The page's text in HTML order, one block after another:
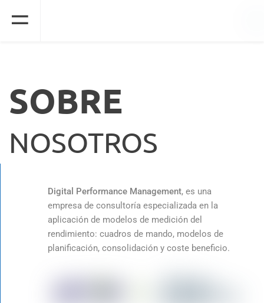
SOBRE
NOSOTROS
Digital Performance Management, es una
empresa de consultoría especializada en la
aplicación de modelos de medición del
rendimiento: cuadros de mando, modelos de
planificación, consolidación y coste beneficio.